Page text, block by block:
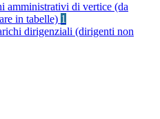
amministrativi di vertice (da
in tabelle) 1
dirigenziali (dirigenti non